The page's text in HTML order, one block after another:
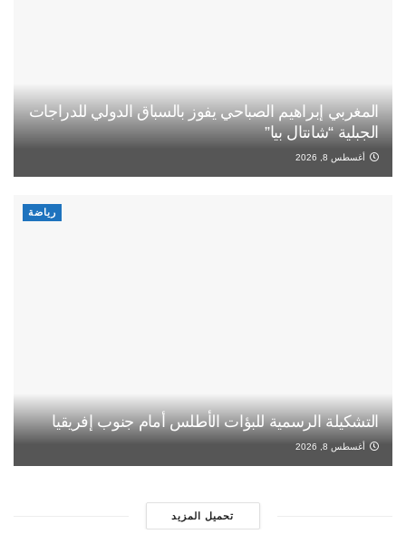
المغربي إبراهيم الصباحي يفوز بالسباق الدولي للدراجات
الجبلية “شانتال بيا”
أغسطس 8, 2026
رياضة
التشكيلة الرسمية للبؤات الأطلس أمام جنوب إفريقيا
أغسطس 8, 2026
تحميل المزيد